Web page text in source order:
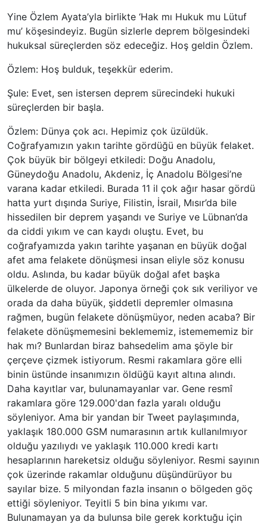
Yine Özlem Ayata’yla birlikte ‘Hak mı Hukuk mu Lütuf
mu’ köşesindeyiz. Bugün sizlerle deprem bölgesindeki
hukuksal süreçlerden söz edeceğiz. Hoş geldin Özlem.
Özlem: Hoş bulduk, teşekkür ederim.
Şule: Evet, sen istersen deprem sürecindeki hukuki
süreçlerden bir başla.
Özlem: Dünya çok acı. Hepimiz çok üzüldük.
Coğrafyamızın yakın tarihte gördüğü en büyük felaket.
Çok büyük bir bölgeyi etkiledi: Doğu Anadolu,
Güneydoğu Anadolu, Akdeniz, İç Anadolu Bölgesi’ne
varana kadar etkiledi. Burada 11 il çok ağır hasar gördü
hatta yurt dışında Suriye, Filistin, İsrail, Mısır’da bile
hissedilen bir deprem yaşandı ve Suriye ve Lübnan’da
da ciddi yıkım ve can kaydı oluştu. Evet, bu
coğrafyamızda yakın tarihte yaşanan en büyük doğal
afet ama felakete dönüşmesi insan eliyle söz konusu
oldu. Aslında, bu kadar büyük doğal afet başka
ülkelerde de oluyor. Japonya örneği çok sık veriliyor ve
orada da daha büyük, şiddetli depremler olmasına
rağmen, bugün felakete dönüşmüyor, neden acaba? Bir
felakete dönüşmemesini beklememiz, istemememiz bir
hak mı? Bunlardan biraz bahsedelim ama şöyle bir
çerçeve çizmek istiyorum. Resmi rakamlara göre elli
binin üstünde insanımızın öldüğü kayıt altına alındı.
Daha kayıtlar var, bulunamayanlar var. Gene resmî
rakamlara göre 129.000'dan fazla yaralı olduğu
söyleniyor. Ama bir yandan bir Tweet paylaşımında,
yaklaşık 180.000 GSM numarasının artık kullanılmıyor
olduğu yazılıydı ve yaklaşık 110.000 kredi kartı
hesaplarının hareketsiz olduğu söyleniyor. Resmi sayının
çok üzerinde rakamlar olduğunu düşündürüyor bu
sayılar bize. 5 milyondan fazla insanın o bölgeden göç
ettiği söyleniyor. Teyitli 5 bin bina yıkımı var.
Bulunamayan ya da bulunsa bile gerek korktuğu için